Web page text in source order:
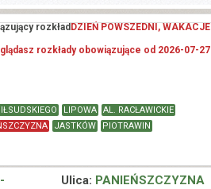
rozkład DZIEŃ POWSZEDNI, WAKACJE
rozkłady obowiązujące od 2026-07-27
LIPOWA
AL. RACŁAWICKIE
JASTKÓW PIOTRAWIN
Ulica: PANIEŃSZCZYZNA